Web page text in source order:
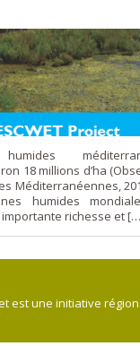
18 millions d’ha
Méditerranéennes,
humides
richesse et
est une initiative